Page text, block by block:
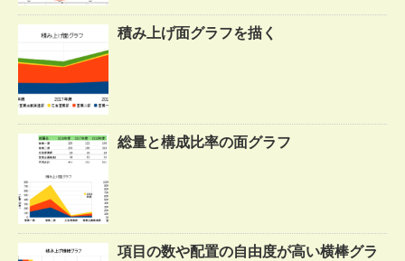
積み上げ面グラフを描く
総量と構成比率の面グラフ
項目の数や配置の自由度が高い横棒グラ